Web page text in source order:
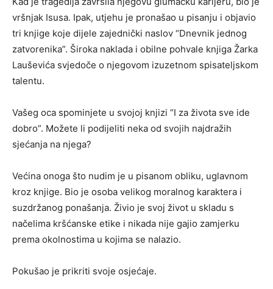
vršnjak Isusa. Ipak, utjehu je pronašao u pisanju i objavio
tri knjige koje dijele zajednički naslov “Dnevnik jednog
zatvorenika”. Široka naklada i obilne pohvale knjiga Žarka
Lauševića svjedoče o njegovom izuzetnom spisateljskom
talentu.
Vašeg oca spominjete u svojoj knjizi “I za života sve ide
dobro”. Možete li podijeliti neka od svojih najdražih
sjećanja na njega?
Većina onoga što nudim je u pisanom obliku, uglavnom
kroz knjige. Bio je osoba velikog moralnog karaktera i
suzdržanog ponašanja. Živio je svoj život u skladu s
načelima kršćanske etike i nikada nije gajio zamjerku
prema okolnostima u kojima se nalazio.
Pokušao je prikriti svoje osjećaje.